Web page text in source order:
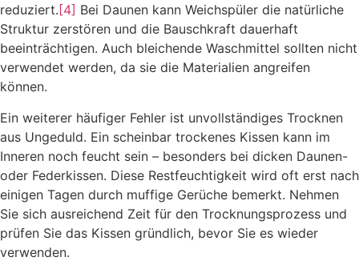
reduziert. [4] Bei Daunen kann Weichspüler die natürliche
Struktur zerstören und die Bauschkraft dauerhaft
beeinträchtigen. Auch bleichende Waschmittel sollten nicht
verwendet werden, da sie die Materialien angreifen
können.
Ein weiterer häufiger Fehler ist unvollständiges Trocknen
aus Ungeduld. Ein scheinbar trockenes Kissen kann im
Inneren noch feucht sein – besonders bei dicken Daunen-
oder Federkissen. Diese Restfeuchtigkeit wird oft erst nach
einigen Tagen durch muffige Gerüche bemerkt. Nehmen
Sie sich ausreichend Zeit für den Trocknungsprozess und
prüfen Sie das Kissen gründlich, bevor Sie es wieder
verwenden.